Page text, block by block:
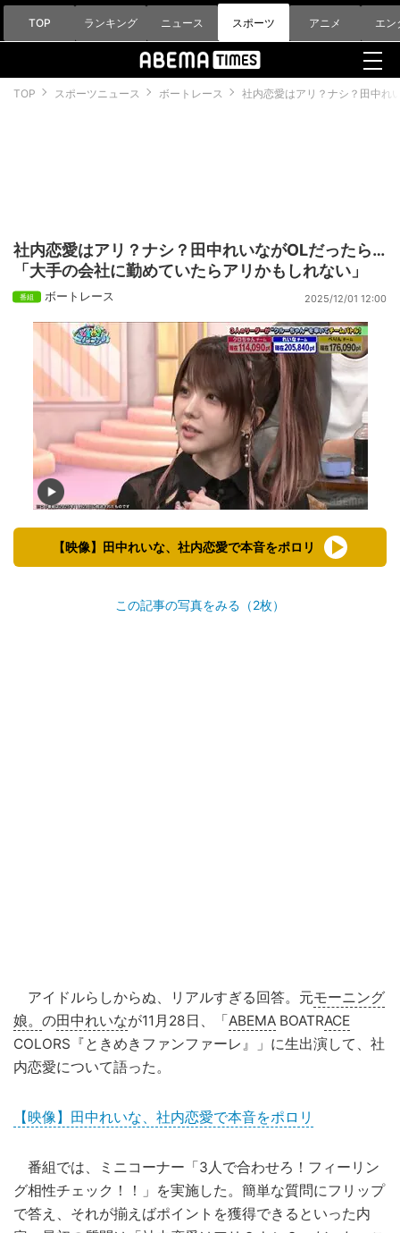
TOP ランキング ニュース スポーツ アニメ エン
TOP スポーツニュース ボートレース 社内恋愛はアリ？ナシ？田中れ
社内恋愛はアリ？ナシ？田中れいながOLだったら…
「大手の会社に勤めていたらアリかもしれない」
ボートレース 2025/12/01 12:00
【映像】田中れいな、社内恋愛で本音をポロリ
この記事の写真をみる（2枚）
アイドルらしからぬ、リアルすぎる回答。元モーニング
娘。 の田中れいなが11月28日、「ABEMA BOATRACE
COLORS『ときめきファンファーレ』」に生出演して、社
内恋愛について語った。
【映像】田中れいな、社内恋愛で本音をポロリ
番組では、ミニコーナー「3人で合わせろ！フィーリン
グ相性チェック！！」を実施した。簡単な質問にフリップ
で答え、それが揃えばポイントを獲得できるといった内